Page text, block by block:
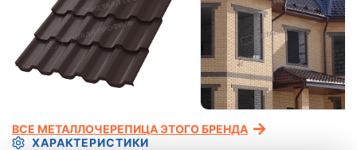
ХАРАКТЕРИСТИКИ
ВСЕ МЕТАЛЛОЧЕРЕПИЦА ЭТОГО БРЕНДА